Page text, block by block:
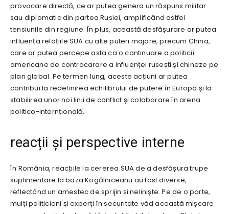
provocare directă, ce ar putea genera un răspuns militar
sau diplomatic din partea Rusiei, amplificând astfel
tensiunile din regiune. În plus, această desfășurare ar putea
influența relațiile SUA cu alte puteri majore, precum China,
care ar putea percepe asta ca o continuare a politicii
americane de contracarare a influenței rusești și chineze pe
plan global. Pe termen lung, aceste acțiuni ar putea
contribui la redefinirea echilibrului de putere în Europa și la
stabilirea unor noi linii de conflict și colaborare în arena
politico-internțională.
reacții și perspective interne
În România, reacțiile la cererea SUA de a desfășura trupe
suplimentare la baza Kogălniceanu au fost diverse,
reflectând un amestec de sprijin și neliniște. Pe de o parte,
mulți politicieni și experți în securitate văd această mișcare